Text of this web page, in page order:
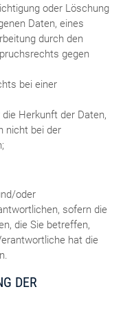
oder Löschung
Daten, eines
durch den
gegen
bei einer
Herkunft der Daten,
nicht bei der
oder
sofern die
die Sie betreffen,
hat die
DER